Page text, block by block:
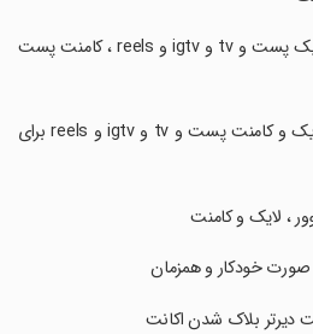
‏- امکان ثبت سفارش فالوور ، لایک پست و tv و igtv و reels ، کامنت پست
‏- امکان ثبت سفارش فالوور ، لایک و کامنت پست و tv و igtv و reels برای
، لایک و کامنت
صورت خودکار و همزمان
بلاک شدن اکانت